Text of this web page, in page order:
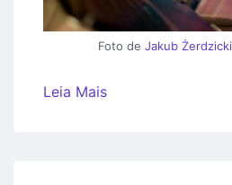
Foto de Jakub Żerdzicki
Leia Mais